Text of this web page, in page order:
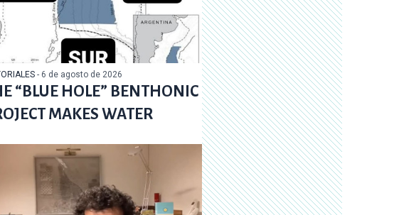
- 6 de agosto de 2026
“BLUE HOLE” BENTHONIC
MAKES WATER